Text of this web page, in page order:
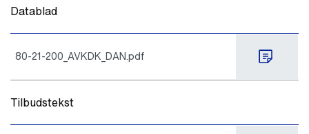
Datablad
80-21-200_AVKDK_DAN.pdf
Tilbudstekst